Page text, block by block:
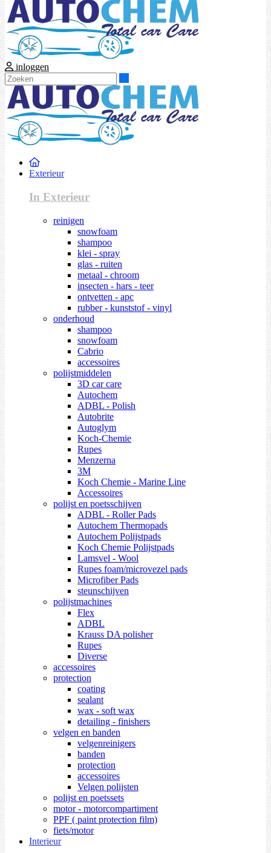
inloggen
Exterieur
In Exterieur
reinigen
snowfoam
shampoo
klei - spray
glas - ruiten
metaal - chroom
insecten - hars - teer
ontvetten - apc
rubber - kunststof - vinyl
onderhoud
shampoo
snowfoam
Cabrio
accessoires
polijstmiddelen
3D car care
Autochem
ADBL - Polish
Autobrite
Autoglym
Koch-Chemie
Rupes
Menzerna
3M
Koch Chemie - Marine Line
Accessoires
polijst en poetsschijven
ADBL - Roller Pads
Autochem Thermopads
Autochem Polijstpads
Koch Chemie Polijstpads
Lamsvel - Wool
Rupes foam/microvezel pads
Microfiber Pads
steunschijven
polijstmachines
Flex
ADBL
Krauss DA polisher
Rupes
Diverse
accessoires
protection
coating
sealant
wax - soft wax
detailing - finishers
velgen en banden
velgenreinigers
banden
protection
accessoires
Velgen polijsten
polijst en poetssets
motor - motorcompartiment
PPF ( paint protection film)
fiets/motor
Interieur